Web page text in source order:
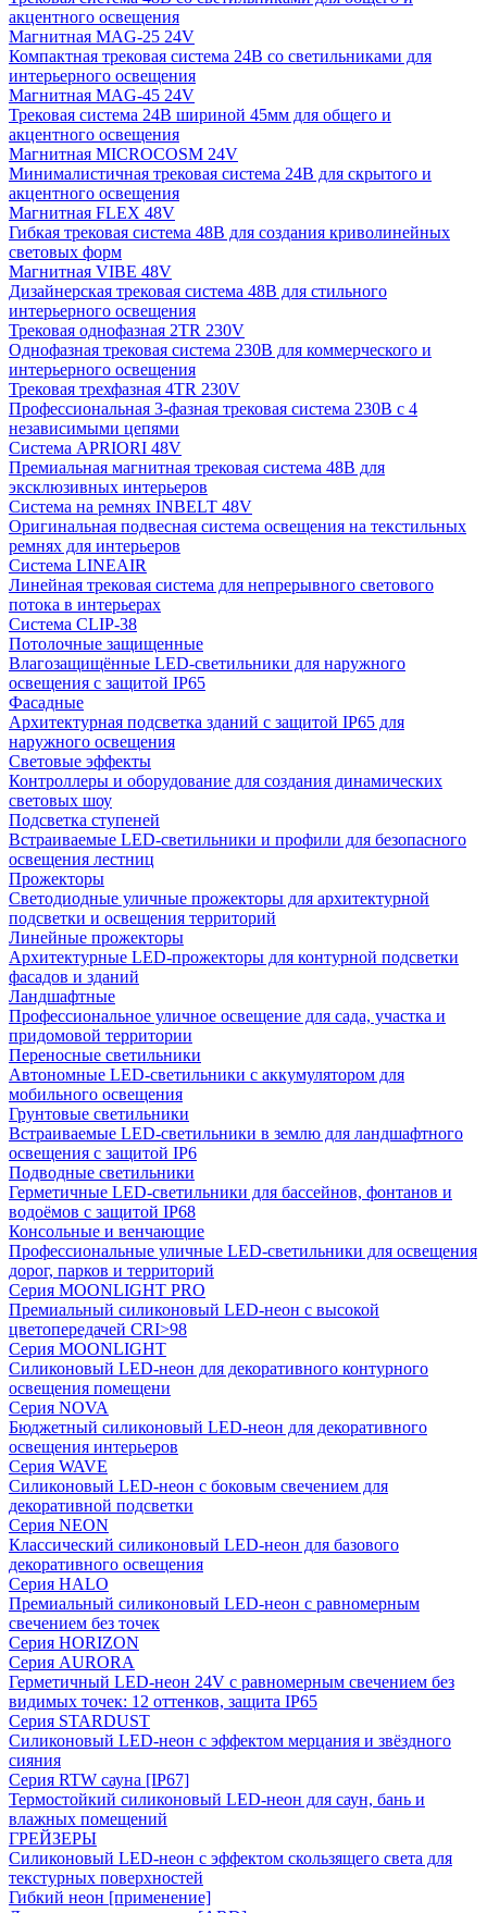
акцентного освещения
Магнитная MAG-25 24V
Компактная трековая система 24В со светильниками для
интерьерного освещения
Магнитная MAG-45 24V
Трековая система 24В шириной 45мм для общего и
акцентного освещения
Магнитная MICROCOSM 24V
Минималистичная трековая система 24В для скрытого и
акцентного освещения
Магнитная FLEX 48V
Гибкая трековая система 48В для создания криволинейных
световых форм
Магнитная VIBE 48V
Дизайнерская трековая система 48В для стильного
интерьерного освещения
Трековая однофазная 2TR 230V
Однофазная трековая система 230В для коммерческого и
интерьерного освещения
Трековая трехфазная 4TR 230V
Профессиональная 3-фазная трековая система 230В с 4
независимыми цепями
Система APRIORI 48V
Премиальная магнитная трековая система 48В для
эксклюзивных интерьеров
Система на ремнях INBELT 48V
Оригинальная подвесная система освещения на текстильных
ремнях для интерьеров
Система LINEAIR
Линейная трековая система для непрерывного светового
потока в интерьерах
Система CLIP-38
Потолочные защищенные
Влагозащищённые LED-светильники для наружного
освещения с защитой IP65
Фасадные
Архитектурная подсветка зданий с защитой IP65 для
наружного освещения
Световые эффекты
Контроллеры и оборудование для создания динамических
световых шоу
Подсветка ступеней
Встраиваемые LED-светильники и профили для безопасного
освещения лестниц
Прожекторы
Светодиодные уличные прожекторы для архитектурной
подсветки и освещения территорий
Линейные прожекторы
Архитектурные LED-прожекторы для контурной подсветки
фасадов и зданий
Ландшафтные
Профессиональное уличное освещение для сада, участка и
придомовой территории
Переносные светильники
Автономные LED-светильники с аккумулятором для
мобильного освещения
Грунтовые светильники
Встраиваемые LED-светильники в землю для ландшафтного
освещения с защитой IP6
Подводные светильники
Герметичные LED-светильники для бассейнов, фонтанов и
водоёмов с защитой IP68
Консольные и венчающие
Профессиональные уличные LED-светильники для освещения
дорог, парков и территорий
Серия MOONLIGHT PRO
Премиальный силиконовый LED-неон с высокой
цветопередачей CRI>98
Серия MOONLIGHT
Силиконовый LED-неон для декоративного контурного
освещения помещени
Серия NOVA
Бюджетный силиконовый LED-неон для декоративного
освещения интерьеров
Серия WAVE
Силиконовый LED-неон с боковым свечением для
декоративной подсветки
Серия NEON
Классический силиконовый LED-неон для базового
декоративного освещения
Серия HALO
Премиальный силиконовый LED-неон с равномерным
свечением без точек
Серия HORIZON
Серия AURORA
Герметичный LED-неон 24V с равномерным свечением без
видимых точек: 12 оттенков, защита IP65
Серия STARDUST
Силиконовый LED-неон с эффектом мерцания и звёздного
сияния
Серия RTW сауна [IP67]
Термостойкий силиконовый LED-неон для саун, бань и
влажных помещений
ГРЕЙЗЕРЫ
Силиконовый LED-неон с эффектом скользящего света для
текстурных поверхностей
Гибкий неон [применение]